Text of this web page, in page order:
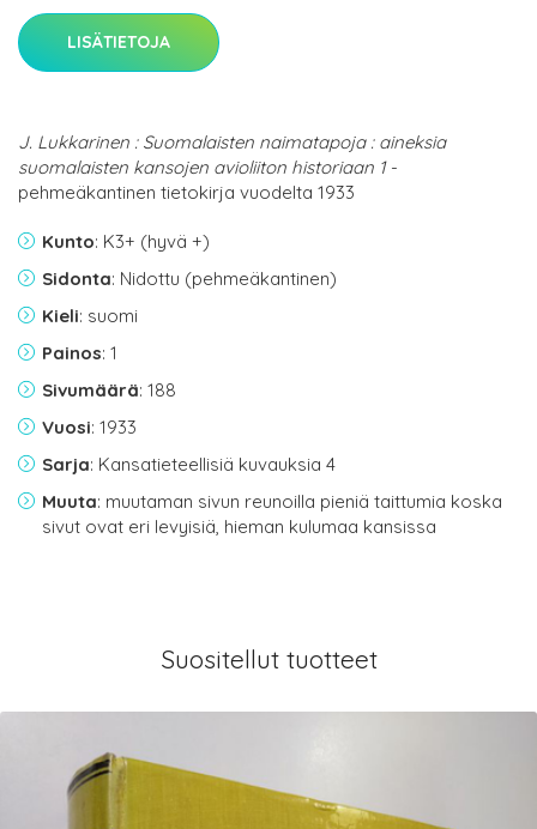
LISÄTIETOJA
J. Lukkarinen : Suomalaisten naimatapoja : aineksia
suomalaisten kansojen avioliiton historiaan 1-
pehmeäkantinen tietokirja vuodelta 1933
Kunto: K3+ (hyvä +)
Sidonta: Nidottu (pehmeäkantinen)
Kieli: suomi
Painos: 1
Sivumäärä: 188
Vuosi: 1933
Sarja: Kansatieteellisiä kuvauksia 4
Muuta: muutaman sivun reunoilla pieniä taittumia koska
sivut ovat eri levyisiä, hieman kulumaa kansissa
Suositellut tuotteet